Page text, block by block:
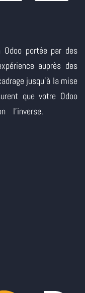
portée par des
auprès des
jusqu'à la mise
que votre Odoo
l'inverse.